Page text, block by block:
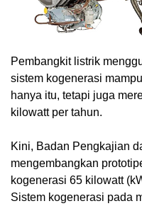
Pembangkit listrik
sistem kogenerasi
hanya itu, tetapi juga
kilowatt per tahun.
Kini, Badan Pengkajian
mengembangkan
kogenerasi 65 kilowatt
Sistem kogenerasi pada